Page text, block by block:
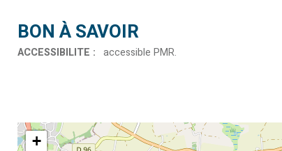
BON À SAVOIR
ACCESSIBILITE : accessible PMR
+